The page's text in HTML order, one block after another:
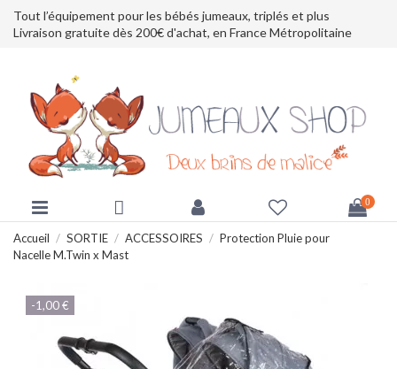
Tout l’équipement pour les bébés jumeaux, triplés et plus
Livraison gratuite dès 200€ d'achat, en France Métropolitaine
0
Accueil SORTIE ACCESSOIRES
Protection Pluie pour
Nacelle M.Twin x Mast
-1,00 €